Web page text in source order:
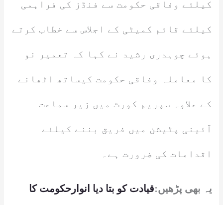
کیلئے وفاقی حکومت سے فنڈز کی فراہمی
کیلئے قائم کمیٹی کے اجلاس سے خطاب کرتے
ہوئے چوہدری رشید نے کہا کہ تعمیر نو
کا معاملہ وفاقی حکومت کیساتھ اٹھانے
کے علاوہ سپریم کورٹ میں زیر سماعت
آئینی پٹیشن میں فریق بننے کیلئے
اقدامات کی ضرورت ہے۔
یہ بھی پڑھیں:قیادت کو بتا دیا انوارحکومت کا